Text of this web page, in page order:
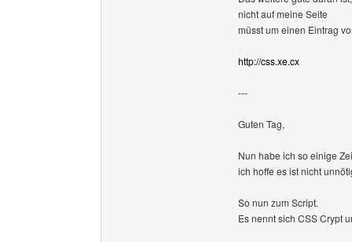
nicht auf meine Seite
müsst um einen Eintrag
http://css.xe.cx
---
Guten Tag,
Nun habe ich so einige
ich hoffe es ist nicht
So nun zum Script.
Es nennt sich CSS Crypt